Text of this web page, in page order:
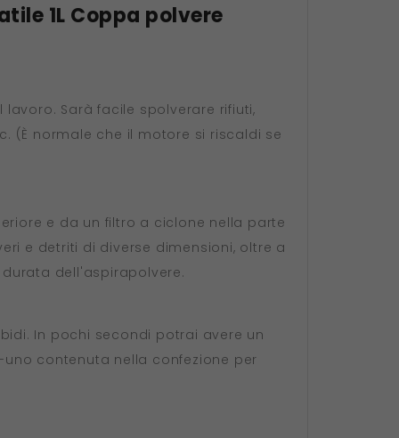
1L Coppa polvere
lavoro. Sarà facile spolverare rifiuti,
(È normale che il motore si riscaldi se
e da un filtro a ciclone nella parte
e detriti di diverse dimensioni, oltre a
dell'aspirapolvere.
In pochi secondi potrai avere un
contenuta nella confezione per